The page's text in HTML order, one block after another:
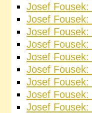
Josef
Josef
Josef
Josef
Josef
Josef
Josef
Josef
Josef